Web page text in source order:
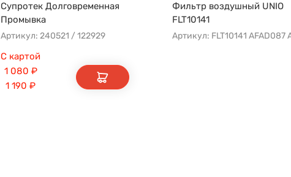
Супротек Долговременная
Промывка
Артикул: 240521 / 122929
С картой
1 080 ₽
1 190 ₽
Фильтр воздушный UNIO
FLT10141